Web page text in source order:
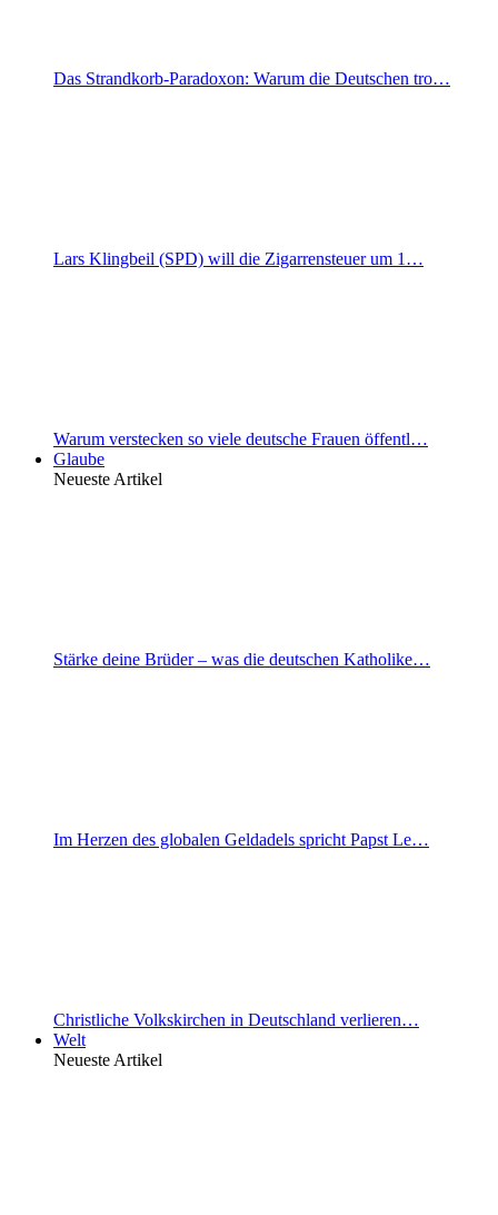
Das Strandkorb-Paradoxon: Warum die Deutschen tro…
Lars Klingbeil (SPD) will die Zigarrensteuer um 1…
Warum verstecken so viele deutsche Frauen öffentl…
Glaube
Neueste Artikel
Stärke deine Brüder – was die deutschen Katholike…
Im Herzen des globalen Geldadels spricht Papst Le…
Christliche Volkskirchen in Deutschland verlieren…
Welt
Neueste Artikel